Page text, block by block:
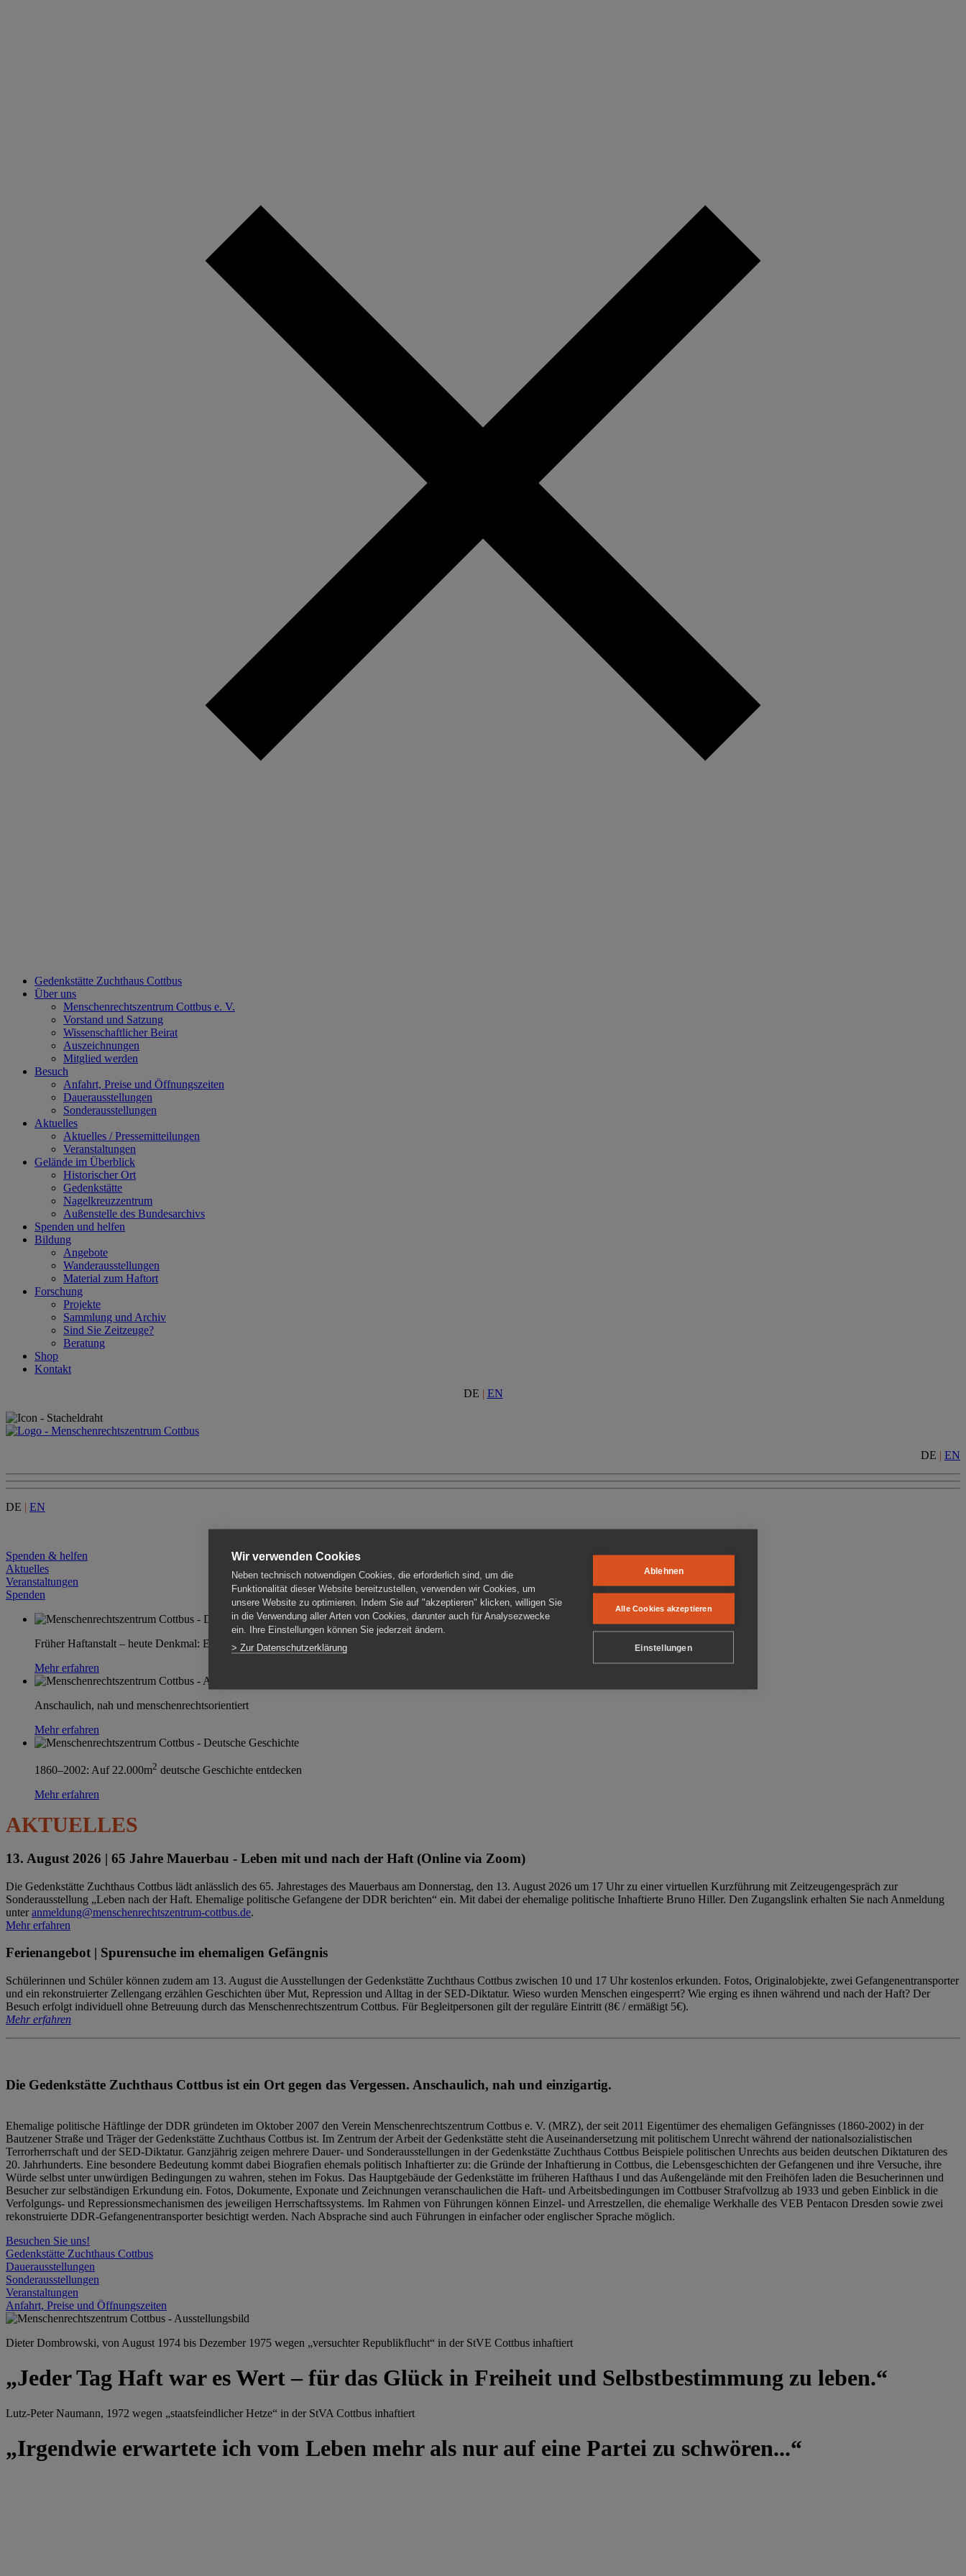
Gedenkstätte Zuchthaus Cottbus
Über uns
Menschenrechtszentrum Cottbus e. V.
Vorstand und Satzung
Wissenschaftlicher Beirat
Auszeichnungen
Mitglied werden
Besuch
Anfahrt, Preise und Öffnungszeiten
Dauerausstellungen
Sonderausstellungen
Aktuelles
Aktuelles / Pressemitteilungen
Veranstaltungen
Gelände im Überblick
Historischer Ort
Gedenkstätte
Nagelkreuzzentrum
Außenstelle des Bundesarchivs
Spenden und helfen
Bildung
Angebote
Wanderausstellungen
Material zum Haftort
Forschung
Projekte
Sammlung und Archiv
Sind Sie Zeitzeuge?
Beratung
Shop
Kontakt
DE | EN
DE | EN
DE | EN
Spenden & helfen
Aktuelles
Veranstaltungen
Spenden
Früher Haftanstalt – heute Denkmal: Einen Ort im Wandel erleben
Mehr erfahren
Anschaulich, nah und menschenrechtsorientiert
Mehr erfahren
1860–2002: Auf 22.000m2 deutsche Geschichte entdecken
Mehr erfahren
AKTUELLES
13. August 2026 | 65 Jahre Mauerbau - Leben mit und nach der Haft (Online via Zoom)
Die Gedenkstätte Zuchthaus Cottbus lädt anlässlich des 65. Jahrestages des Mauerbaus am Donnerstag, den 13. August 2026 um 17 Uhr zu einer virtuellen Kurzführung mit Zeitzeugengespräch zur
Sonderausstellung „Leben nach der Haft. Ehemalige politische Gefangene der DDR berichten“ ein. Mit dabei der ehemalige politische Inhaftierte Bruno Hiller. Den Zugangslink erhalten Sie nach Anmeldung
unteranmeldung@menschenrechtszentrum-cottbus.de.
Mehr erfahren
Ferienangebot | Spurensuche im ehemaligen Gefängnis
Schülerinnen und Schüler können zudem am 13. August die Ausstellungen der Gedenkstätte Zuchthaus Cottbus zwischen 10 und 17 Uhr kostenlos erkunden. Fotos, Originalobjekte, zwei Gefangenentransporter
und ein rekonstruierter Zellengang erzählen Geschichten über Mut, Repression und Alltag in der SED-Diktatur. Wieso wurden Menschen eingesperrt? Wie erging es ihnen während und nach der Haft? Der
Besuch erfolgt individuell ohne Betreuung durch das Menschenrechtszentrum Cottbus. Für Begleitpersonen gilt der reguläre Eintritt (8€ / ermäßigt 5€).
Mehr erfahren
Die Gedenkstätte Zuchthaus Cottbus ist ein Ort gegen das Vergessen. Anschaulich, nah und einzigartig.
Ehemalige politische Häftlinge der DDR gründeten im Oktober 2007 den Verein Menschenrechtszentrum Cottbus e. V. (MRZ), der seit 2011 Eigentümer des ehemaligen Gefängnisses (1860-2002) in der
Bautzener Straße und Träger der Gedenkstätte Zuchthaus Cottbus ist. Im Zentrum der Arbeit der Gedenkstätte steht die Auseinandersetzung mit politischem Unrecht während der nationalsozialistischen
Terrorherrschaft und der SED-Diktatur. Ganzjährig zeigen mehrere Dauer- und Sonderausstellungen in der Gedenkstätte Zuchthaus Cottbus Beispiele politischen Unrechts aus beiden deutschen Diktaturen des
20. Jahrhunderts. Eine besondere Bedeutung kommt dabei Biografien ehemals politisch Inhaftierter zu: die Gründe der Inhaftierung in Cottbus, die Lebensgeschichten der Gefangenen und ihre Versuche, ihre
Würde selbst unter unwürdigen Bedingungen zu wahren, stehen im Fokus. Das Hauptgebäude der Gedenkstätte im früheren Hafthaus I und das Außengelände mit den Freihöfen laden die Besucherinnen und
Besucher zur selbständigen Erkundung ein. Fotos, Dokumente, Exponate und Zeichnungen veranschaulichen die Haft- und Arbeitsbedingungen im Cottbuser Strafvollzug ab 1933 und geben Einblick in die
Verfolgungs- und Repressionsmechanismen des jeweiligen Herrschaftssystems. Im Rahmen von Führungen können Einzel- und Arrestzellen, die ehemalige Werkhalle des VEB Pentacon Dresden sowie zwei
rekonstruierte DDR-Gefangenentransporter besichtigt werden. Nach Absprache sind auch Führungen in einfacher oder englischer Sprache möglich.
Besuchen Sie uns!
Gedenkstätte Zuchthaus Cottbus
Dauerausstellungen
Sonderausstellungen
Veranstaltungen
Anfahrt, Preise und Öffnungszeiten
Dieter Dombrowski, von August 1974 bis Dezember 1975 wegen „versuchter Republikflucht“ in der StVE Cottbus inhaftiert
„Jeder Tag Haft war es Wert – für das Glück in Freiheit und Selbstbestimmung zu leben.“
Lutz-Peter Naumann, 1972 wegen „staatsfeindlicher Hetze“ in der StVA Cottbus inhaftiert
„Irgendwie erwartete ich vom Leben mehr als nur auf eine Partei zu schwören...“
Wir verwenden Cookies
Neben technisch notwendigen Cookies, die erforderlich sind, um die
Funktionalität dieser Website bereitzustellen, verwenden wir Cookies, um
unsere Website zu optimieren. Indem Sie auf "akzeptieren" klicken, willigen Sie
in die Verwendung aller Arten von Cookies, darunter auch für Analysezwecke
ein. Ihre Einstellungen können Sie jederzeit ändern.
> Zur Datenschutzerklärung
Ablehnen
Alle Cookies akzeptieren
Einstellungen